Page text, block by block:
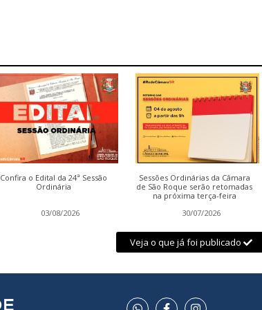
Confira o Edital da 24ª Sessão
Ordinária
03/08/2026
Sessões Ordinárias da Câmara
de São Roque serão retomadas
na próxima terça-feira
30/07/2026
Veja o que já foi publicado